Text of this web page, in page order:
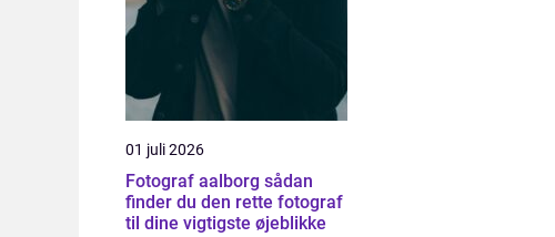
01 juli 2026
Fotograf aalborg sådan
finder du den rette fotograf
til dine vigtigste øjeblikke